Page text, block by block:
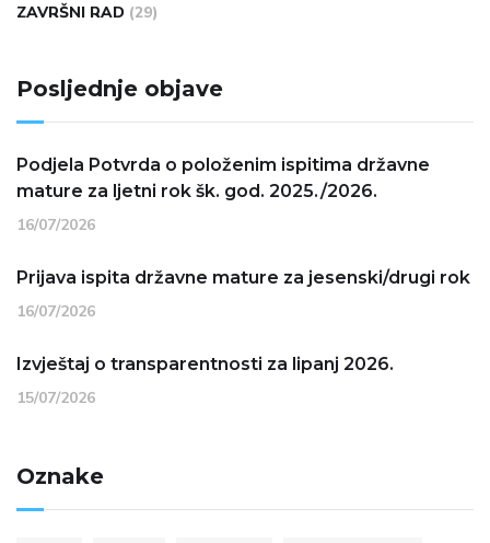
ZAVRŠNI RAD (29)
Posljednje objave
Podjela Potvrda o položenim ispitima državne
mature za ljetni rok šk. god. 2025./2026.
16/07/2026
Prijava ispita državne mature za jesenski/drugi rok
16/07/2026
Izvještaj o transparentnosti za lipanj 2026.
15/07/2026
Oznake